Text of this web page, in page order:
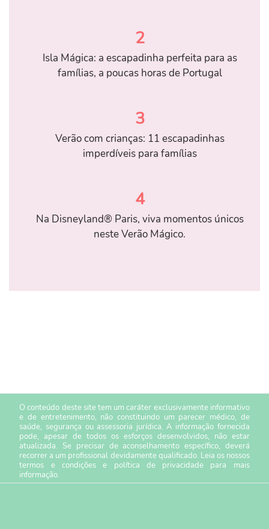
2
Isla Mágica: a escapadinha perfeita para as
famílias, a poucas horas de Portugal
3
Verão com crianças: 11 escapadinhas
imperdíveis para famílias
4
Na Disneyland® Paris, viva momentos únicos
neste Verão Mágico.
O conteúdo deste site tem um caráter exclusivamente informativo
e de entretenimento, não constituindo um parecer médico, de
saúde, segurança ou assessoria jurídica. A informação fornecida
pode, apesar de todos os esforços desenvolvidos, não estar
atualizada. Se precisar de aconselhamento específico, deverá
recorrer a um profissional devidamente qualificado. Leia os nossos
termos e condiçõese política de privacidade para mais
informação.